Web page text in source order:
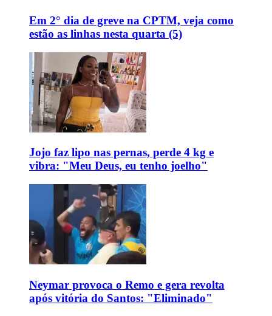
Em 2° dia de greve na CPTM, veja como
estão as linhas nesta quarta (5)
Jojo faz lipo nas pernas, perde 4 kg e
vibra: "Meu Deus, eu tenho joelho"
Neymar provoca o Remo e gera revolta
após vitória do Santos: "Eliminado"